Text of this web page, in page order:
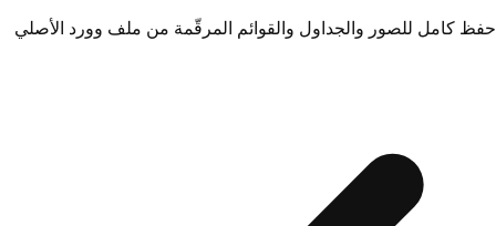
حفظ كامل للصور والجداول والقوائم المرقّمة من ملف وورد الأصلي